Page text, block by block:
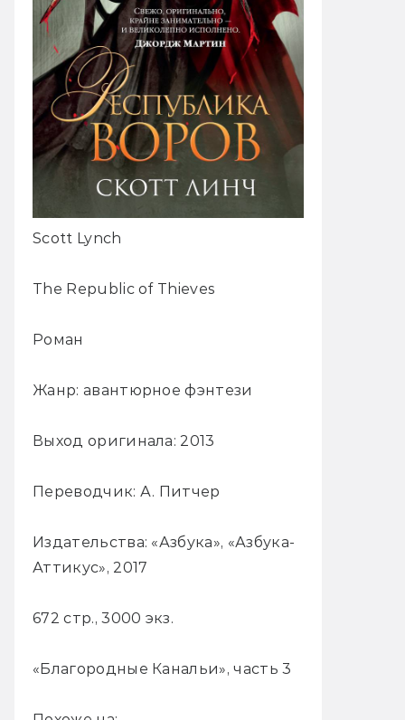
Scott Lynch
The Republic of Thieves
Роман
Жанр: авантюрное фэнтези
Выход оригинала: 2013
Переводчик: А. Питчер
Издательства: «Азбука», «Азбука-
Аттикус», 2017
672 стр., 3000 экз.
«Благородные Канальи», часть 3